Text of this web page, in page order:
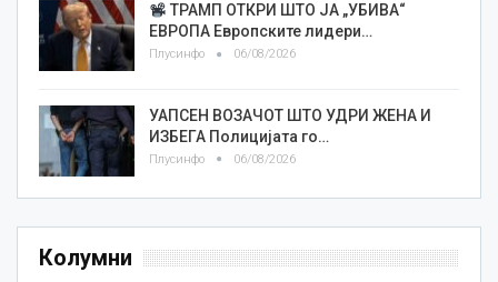
ТРАМП ОТКРИ ШТО ЈА „УБИВА“
ЕВРОПА Европските лидери…
Плусинфо 06/08/2026
УАПСЕН ВОЗАЧОТ ШТО УДРИ ЖЕНА И
ИЗБЕГА Полицијата го…
Плусинфо 06/08/2026
Колумни